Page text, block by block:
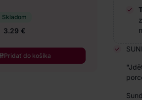
Skladom
3.29 €
Pridať do košíka